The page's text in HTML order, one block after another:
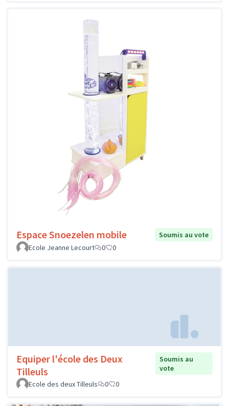
Espace Snoezelen mobile
Soumis au vote
Ecole Jeanne Lecourt
0 0
Equiper l'école des Deux
Tilleuls
Soumis au
vote
Ecole des deux Tilleuls
0 0